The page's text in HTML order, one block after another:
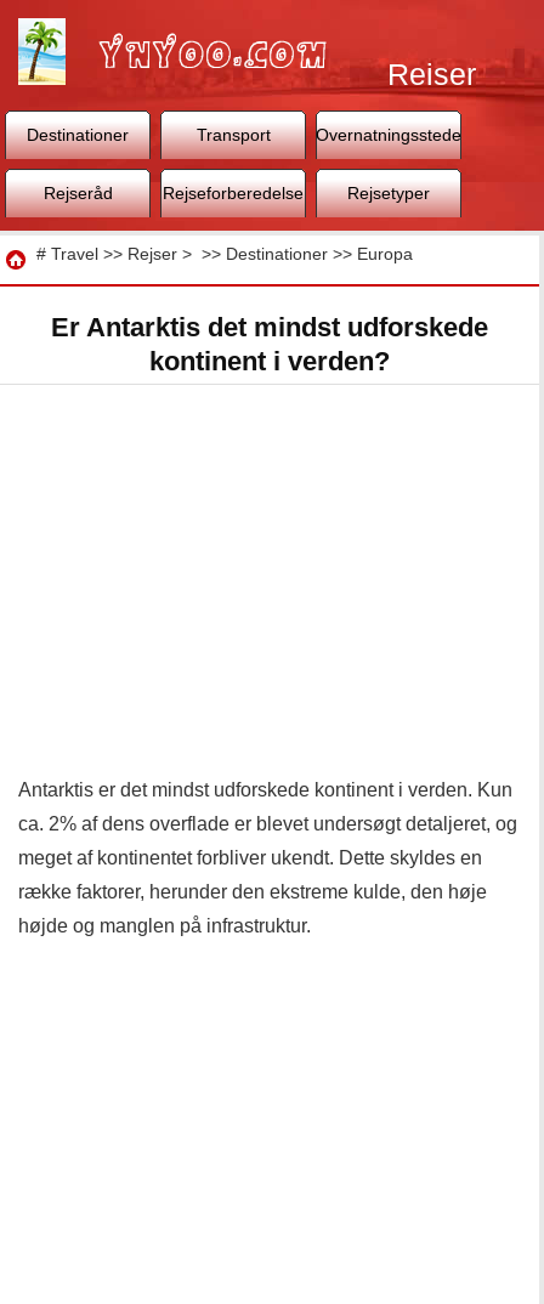
Rejser
Destinationer Transport Overnatningssteder
Rejseråd Rejseforberedelse Rejsetyper
Rejse
# Travel >> Rejser > >> Destinationer >> Europa
Er Antarktis det mindst udforskede
kontinent i verden?
Antarktis er det mindst udforskede kontinent i verden. Kun
ca. 2% af dens overflade er blevet undersøgt detaljeret, og
meget af kontinentet forbliver ukendt. Dette skyldes en
række faktorer, herunder den ekstreme kulde, den høje
højde og manglen på infrastruktur.